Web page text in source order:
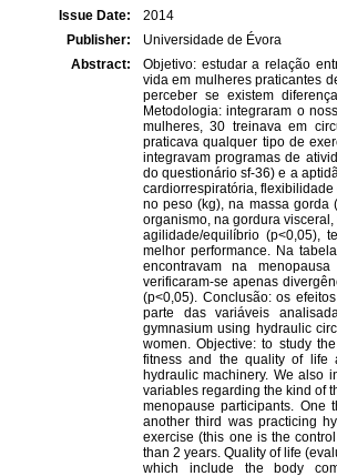
Issue Date:
2014
Publisher:
Universidade de Évora
Abstract:
Objetivo: estudar a relação
vida em mulheres praticantes
perceber se existem
Metodologia: integraram o
mulheres, 30 treinava em
praticava qualquer tipo de
integravam programas de
do questionário sf-36) e a
cardiorrespiratória,
no peso (kg), na massa gorda
organismo, na gordura
agilidade/equilíbrio (p<0,05),
melhor performance. Na
encontravam na
verificaram-se apenas
(p<0,05). Conclusão: os
parte das variáveis
gymnasium using hydraulic
women. Objective: to study
fitness and the quality of life
hydraulic machinery. We also
variables regarding the kind of
menopause participants. One
another third was practicing
exercise (this one is the
than 2 years. Quality of life
which include the body